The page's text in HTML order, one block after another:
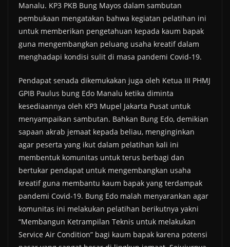
Manalu. KP3 PKB Bung Mayos dalam sambutan
pembukaan mengatakan bahwa kegiatan pelatihan ini
untuk memberikan pengetahuan kepada kaum bapak
guna mengembangkan peluang usaha kreatif dalam
menghadapi kondisi sulit di masa pandemi Covid-19.
Pendapat senada dikemukakan juga oleh Ketua III PHMJ
GPIB Paulus bung Edo Manalu ketika diminta
kesediaannya oleh KP3 Mupel Jakarta Pusat untuk
menyampaikan sambutan. Bahkan Bung Edo, demikian
sapaan akrab jemaat kepada beliau, menginginkan
agar peserta yang ikut dalam pelatihan kali ini
membentuk komunitas untuk terus berbagi dan
bertukar pendapat untuk mengembangkan usaha
kreatif guna membantu kaum bapak yang terdampak
pandemi Covid-19. Bung Edo malah menyarankan agar
komunitas ini melakukan pelatihan berikutnya yakni
“Membangun Ketrampilan Teknis untuk melakukan
Service Air Condition” bagi kaum bapak karena potensi